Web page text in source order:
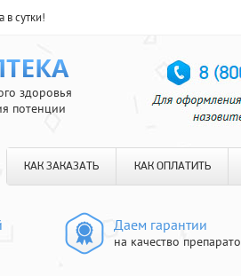
сутки!
здоровья
потенции
КАК ЗАКАЗАТЬ КАК ОПЛАТИТЬ
Даем гарантии
на качество